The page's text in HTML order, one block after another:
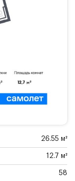
26.55 м²
12.7 м²
58